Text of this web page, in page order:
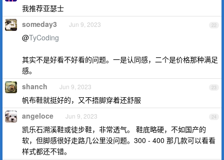
我推荐亚瑟士
22
someday3 Jun 9, 2023
@TyCoding
其实不是好看不好看的问题。一是认同感，二个是价格那种满足
感。
23
shanch Jun 9, 2023
帆布鞋就挺好的，又不捂脚穿着还舒服
24
angeloce Jun 9, 2023
凯乐石溯溪鞋或徒步鞋，非常透气。 鞋底略硬，不如国产的
软，但脚感很好走路几公里没问题。300 - 400 那几款可以看看
样式都还不错。